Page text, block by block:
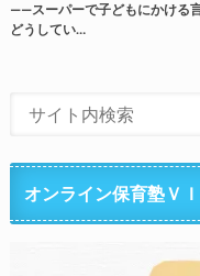
——スーパーで子どもにかける言
どうしてい…
オンライン保育塾Ｖ